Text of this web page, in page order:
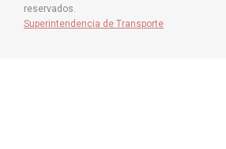
reservados.
Superintendencia de Transporte